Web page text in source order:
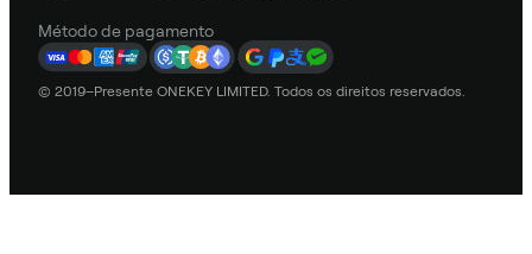
Método de pagamento
© 2019–Presente ONEKEY LIMITED. Todos os direitos reservados.